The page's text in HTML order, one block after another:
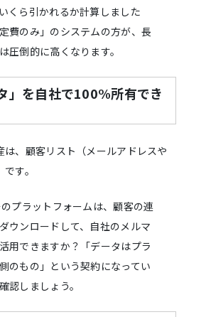
くら引かれるか計算しました
費のみ」のシステムの方が、長
圧倒的に高くなります。
」を自社で100%所有でき
は、顧客リスト（メールアドレスや
す。
プラットフォームは、顧客の連
ウンロードして、自社のメルマ
用できますか？「データはプラ
のもの」という契約になってい
認しましょう。